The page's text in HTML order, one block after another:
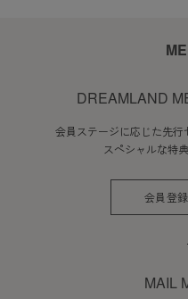
DREAMLAND
会員ステージに応じた先行
スペシャルな特
会員登
MAIL